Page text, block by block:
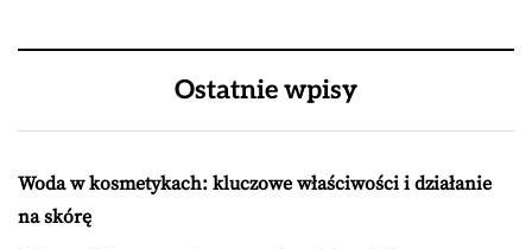
Ostatnie wpisy
Woda w kosmetykach: kluczowe właściwości i działanie
na skórę